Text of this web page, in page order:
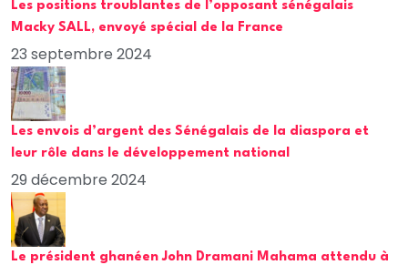
Les positions troublantes de l’opposant sénégalais
Macky SALL, envoyé spécial de la France
23 septembre 2024
Les envois d’argent des Sénégalais de la diaspora et
leur rôle dans le développement national
29 décembre 2024
Le président ghanéen John Dramani Mahama attendu à